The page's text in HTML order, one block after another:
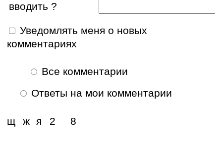
вводить ?
Уведомлять меня о новых
комментариях
Все комментарии
Ответы на мои комментарии
8
ж я 2
щ